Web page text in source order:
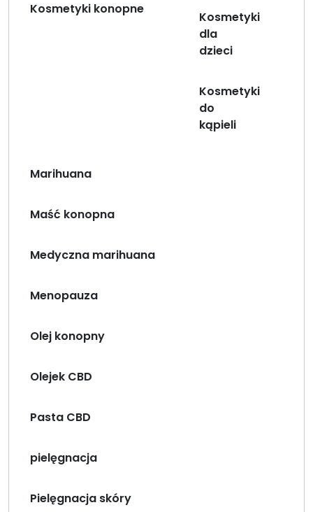
Kosmetyki konopne
Kosmetyki
dla
dzieci
Kosmetyki
do
kąpieli
Marihuana
Maść konopna
Medyczna marihuana
Menopauza
Olej konopny
Olejek CBD
Pasta CBD
pielęgnacja
Pielęgnacja skóry